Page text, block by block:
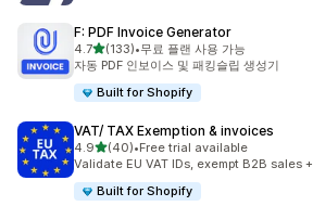
F: PDF Invoice Generator
4.7별 5개 중
(133)
총 리뷰 133개
•무료 플랜 사용 가능
자동 PDF 인보이스 및 패킹슬립 생성기
Built for Shopify
VAT/ TAX Exemption & invoices
4.9별 5개 중
(40)
총 리뷰 40개
•Free trial available
Validate EU VAT IDs, exempt B2B sales
Built for Shopify